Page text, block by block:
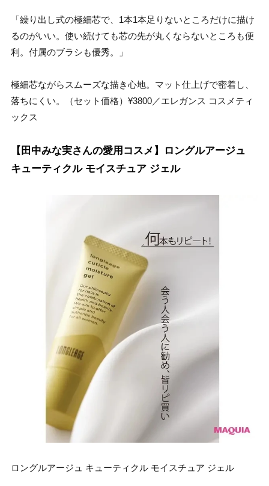
「繰り出し式の極細芯で、1本1本足りないところだけに描け
るのがいい。使い続けても芯の先が丸くならないところも便
利。付属のブラシも優秀。」
極細芯ながらスムーズな描き心地。マット仕上げで密着し、
落ちにくい。（セット価格）¥3800／エレガンス コスメティ
ックス
【田中みな実さんの愛用コスメ】ロングルアージュ
キューティクル モイスチュア ジェル
ロングルアージュ キューティクル モイスチュア ジェル